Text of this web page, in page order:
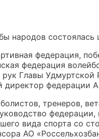
народов
федерация,
федерация
Главы Удмуртской
директор федерации
тренеров,
вида спорта со
АО